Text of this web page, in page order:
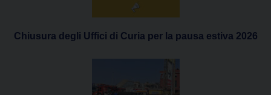
Chiusura degli Uffici di Curia per la pausa estiva 2026